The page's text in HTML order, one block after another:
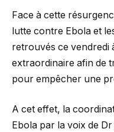
Face à cette
lutte contre Ebola et
retrouvés ce
extraordinaire afin de
pour empêcher une
A cet effet, la
Ebola par la voix de